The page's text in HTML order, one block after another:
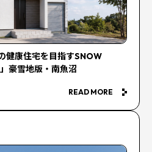
健康住宅を目指すSNOW
豪雪地版・南魚沼
READ MORE